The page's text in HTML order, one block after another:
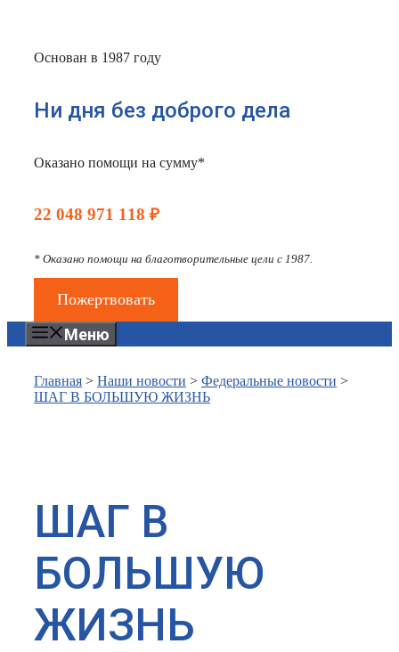
Основан в 1987 году
Ни дня без доброго дела
Оказано помощи на сумму*
22 048 971 118 ₽
* Оказано помощи на благотворительные цели с 1987.
Пожертвовать
Меню
Главная > Наши новости > Федеральные новости >
ШАГ В БОЛЬШУЮ ЖИЗНЬ
ШАГ В
БОЛЬШУЮ
ЖИЗНЬ